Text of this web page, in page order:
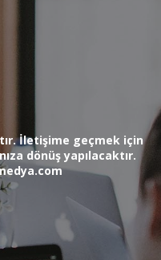
İletişime geçmek için
dönüş yapılacaktır.